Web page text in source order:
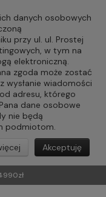
danych osobowych
przy ul. ul. Prostej
w tym na
elektroniczną.
zgoda może zostać
wysłanie wiadomości
adresu, którego
dane osobowe
nie będą
podmiotom.
Akceptuję